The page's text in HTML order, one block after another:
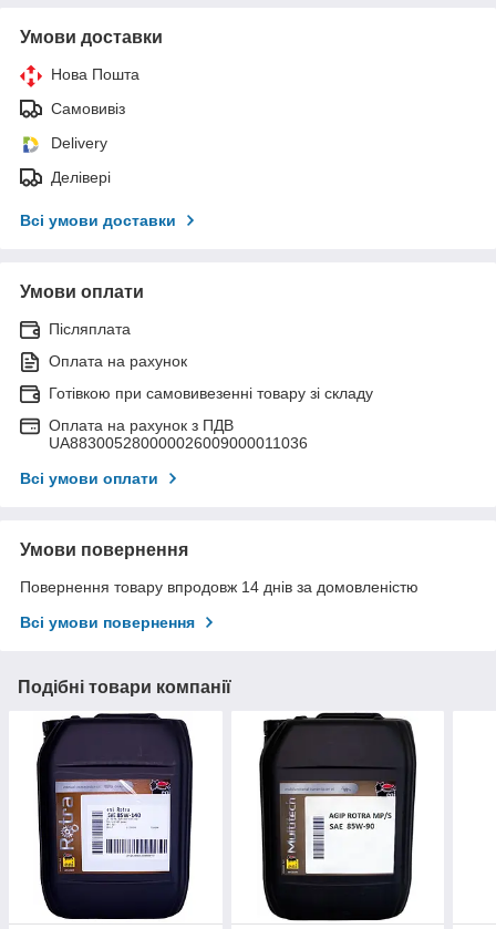
Умови доставки
Нова Пошта
Самовивіз
Delivery
Делівері
Всі умови доставки
Умови оплати
Післяплата
Оплата на рахунок
Готівкою при самовивезенні товару зі складу
Оплата на рахунок з ПДВ
UA883005280000026009000011036
Всі умови оплати
Умови повернення
Повернення товару впродовж 14 днів за домовленістю
Всі умови повернення
Подібні товари компанії